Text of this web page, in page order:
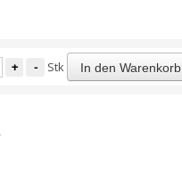
+ - Stk In den Warenkorb